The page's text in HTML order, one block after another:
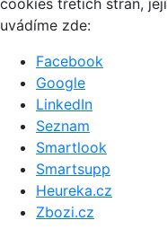
cookies třetích stran,
uvádíme zde:
Facebook
Google
LinkedIn
Seznam
Smartlook
Smartsupp
Heureka.cz
Zbozi.cz